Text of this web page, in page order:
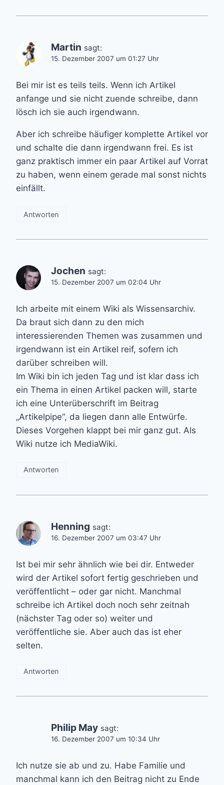
Martin sagt:
15. Dezember 2007 um 01:27 Uhr
Bei mir ist es teils teils. Wenn ich Artikel
anfange und sie nicht zuende schreibe, dann
lösch ich sie auch irgendwann.
Aber ich schreibe häufiger komplette Artikel vor
und schalte die dann irgendwann frei. Es ist
ganz praktisch immer ein paar Artikel auf Vorrat
zu haben, wenn einem gerade mal sonst nichts
einfällt.
Antworten
Jochen sagt:
15. Dezember 2007 um 02:04 Uhr
Ich arbeite mit einem Wiki als Wissensarchiv.
Da braut sich dann zu den mich
interessierenden Themen was zusammen und
irgendwann ist ein Artikel reif, sofern ich
darüber schreiben will.
Im Wiki bin ich jeden Tag und ist klar dass ich
ein Thema in einen Artikel packen will, starte
ich eine Unterüberschrift im Beitrag
„Artikelpipe“, da liegen dann alle Entwürfe.
Dieses Vorgehen klappt bei mir ganz gut. Als
Wiki nutze ich MediaWiki.
Antworten
Henning sagt:
16. Dezember 2007 um 03:47 Uhr
Ist bei mir sehr ähnlich wie bei dir. Entweder
wird der Artikel sofort fertig geschrieben und
veröffentlicht – oder gar nicht. Manchmal
schreibe ich Artikel doch noch sehr zeitnah
(nächster Tag oder so) weiter und
veröffentliche sie. Aber auch das ist eher
selten.
Antworten
Philip May sagt:
16. Dezember 2007 um 10:34 Uhr
Ich nutze sie ab und zu. Habe Familie und
manchmal kann ich den Beitrag nicht zu Ende